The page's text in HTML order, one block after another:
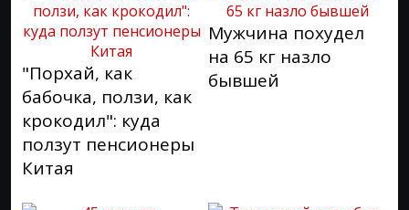
"Порхай, как
бабочка, ползи, как
крокодил": куда
ползут пенсионеры
Китая
Мужчина похудел
на 65 кг назло
бывшей